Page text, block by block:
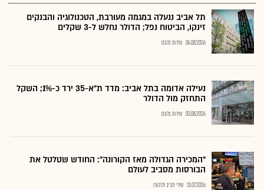
תל אביב ננעלה במגמה מעורבת, הטכנולוגיה והבנקים
זינקו, הביטוח נפל; הדולר נחלש ל-3 שקלים
04.08.2026 שירות גלובס
נעילה אדומה בתל אביב: מדד ת"א-35 ירד כ-1%; השקל
התחזק מול הדולר
03.08.2026 שירות גלובס
"המכירה הגדולה מאז הקורונה": החודש שטלטל את
הבורסות מסביב לעולם
31.07.2026 שירי חביב ולדהורן